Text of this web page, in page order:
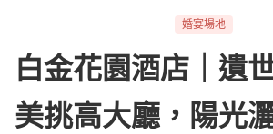
婚宴場地
白金花園酒店｜遺
美挑高大廳，陽光